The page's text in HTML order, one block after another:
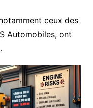
ceux des
Automobiles, ont